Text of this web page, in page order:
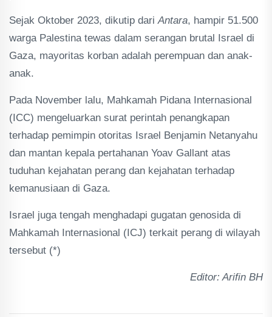
Sejak Oktober 2023, dikutip dariAntara, hampir 51.500
warga Palestina tewas dalam serangan brutal Israel di
Gaza, mayoritas korban adalah perempuan dan anak-
anak.
Pada November lalu, Mahkamah Pidana Internasional
(ICC) mengeluarkan surat perintah penangkapan
terhadap pemimpin otoritas Israel Benjamin Netanyahu
dan mantan kepala pertahanan Yoav Gallant atas
tuduhan kejahatan perang dan kejahatan terhadap
kemanusiaan di Gaza.
Israel juga tengah menghadapi gugatan genosida di
Mahkamah Internasional (ICJ) terkait perang di wilayah
tersebut (*)
Editor: Arifin BH